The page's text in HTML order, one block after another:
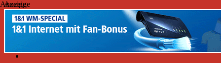
Donnerstag, August 06, 2026
Follow on Twitter Subscribe to RSS
Anzeige
Anzeige